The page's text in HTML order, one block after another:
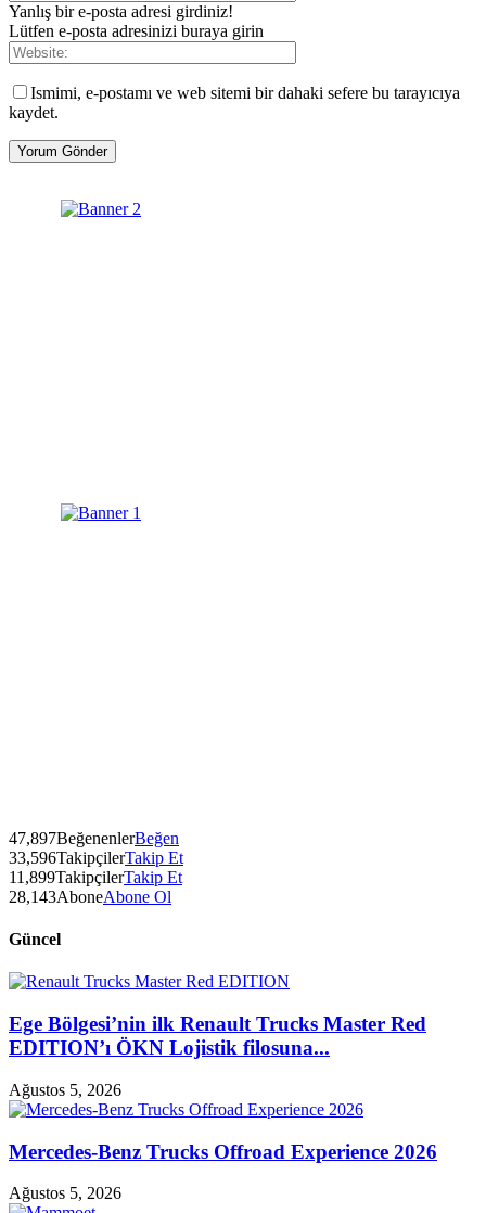
Yanlış bir e-posta adresi girdiniz!
Lütfen e-posta adresinizi buraya girin
Ismimi, e-postamı ve web sitemi bir dahaki sefere bu tarayıcıya
kaydet.
47,897BeğenenlerBeğen
33,596TakipçilerTakip Et
11,899TakipçilerTakip Et
28,143AboneAbone Ol
Güncel
Ege Bölgesi’nin ilk Renault Trucks Master Red
EDITION’ı ÖKN Lojistik filosuna...
Ağustos 5, 2026
Mercedes-Benz Trucks Offroad Experience 2026
Ağustos 5, 2026